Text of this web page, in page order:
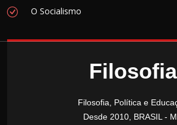
O Socialismo
Filosofia
Filosofia, Política e
Desde 2010, BRASIL -